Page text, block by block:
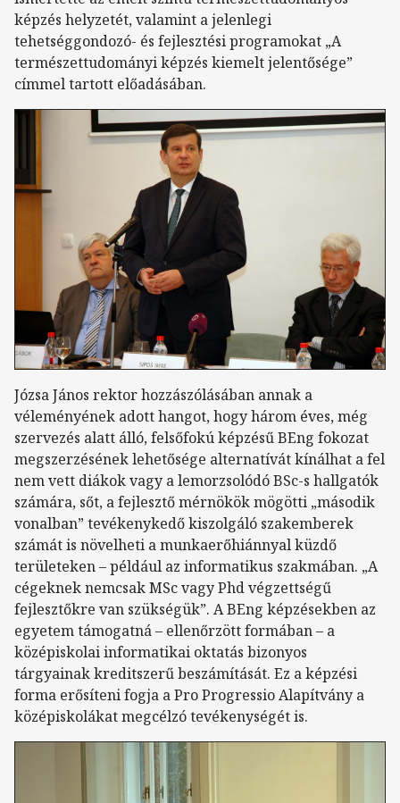
képzés helyzetét, valamint a jelenlegi
tehetséggondozó- és fejlesztési programokat „A
természettudományi képzés kiemelt jelentősége”
címmel tartott előadásában.
Józsa János rektor hozzászólásában annak a
véleményének adott hangot, hogy három éves, még
szervezés alatt álló, felsőfokú képzésű BEng fokozat
megszerzésének lehetősége alternatívát kínálhat a fel
nem vett diákok vagy a lemorzsolódó BSc-s hallgatók
számára, sőt, a fejlesztő mérnökök mögötti „második
vonalban” tevékenykedő kiszolgáló szakemberek
számát is növelheti a munkaerőhiánnyal küzdő
területeken – például az informatikus szakmában. „A
cégeknek nemcsak MSc vagy Phd végzettségű
fejlesztőkre van szükségük”. A BEng képzésekben az
egyetem támogatná – ellenőrzött formában – a
középiskolai informatikai oktatás bizonyos
tárgyainak kreditszerű beszámítását. Ez a képzési
forma erősíteni fogja a Pro Progressio Alapítvány a
középiskolákat megcélzó tevékenységét is.